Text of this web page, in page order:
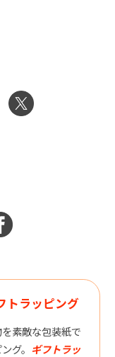
トラッピング
を素敵な包装紙で
グ。 ギフトラッ